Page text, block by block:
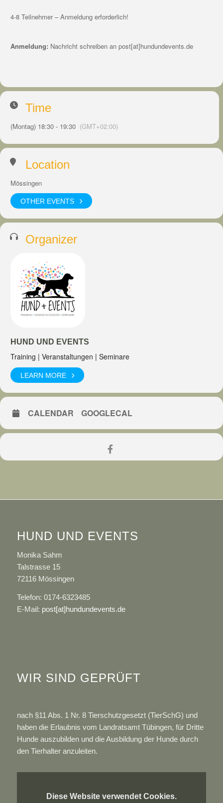
4-8 Teilnehmer – Anmeldung erforderlich!
Anmeldung: Nachricht schreiben an post[at]hundundevents.de
Time
(Montag) 18:30 - 19:30 (GMT+02:00)
Location
Mössingen
OTHER EVENTS
Organizer
HUND UND EVENTS
Training | Veranstaltungen | Seminare
LEARN MORE
CALENDAR GOOGLECAL
HUND UND EVENTS
Monika Sahm
Talstrasse 15
72116 Mössingen
Telefon: 0174-6323485
E-Mail: post[at]hundundevents.de
WIR SIND GEPRÜFT
nach §11 Abs. 1 Nr. 8 Tierschutzgesetzt (TierSchG) und
haben die Erlaubnis vom Landratsamt Tübingen, für Dritte
Hunde auszubilden und die Ausbildung der Hunde durch
den Tierhalter anzuleiten.
Diese Website verwendet Cookies.